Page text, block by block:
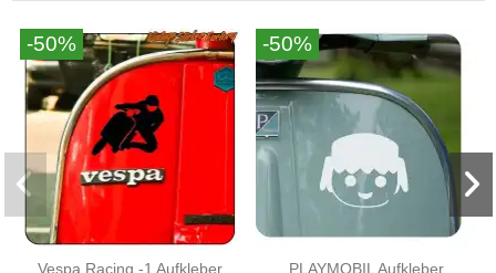
-50%
Vespa Racing -1 Aufkleber
-50%
PLAYMOBIL Aufkleber